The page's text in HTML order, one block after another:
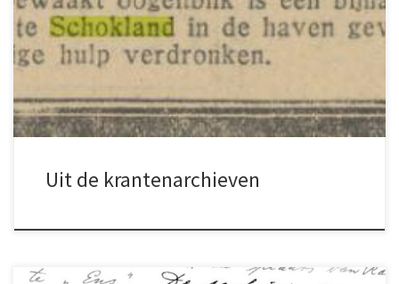
D., 27 jaar, visscher te Schokland, gem.
Kampen, heeft op 20 Maart, 1923 de
surveillerende rijkshavenmeester Smit
beleedigd, door hem het woord „sodemieter”
toe te voegen. Bekl. ontkent. Get. Harm Smit
bevestigt zijn opgemaakt proces verbaal […]
Uit de krantenarchieven